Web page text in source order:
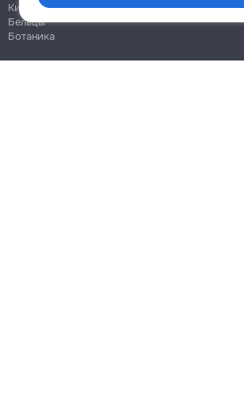
Кишинёв
Бельцы
Ботаника